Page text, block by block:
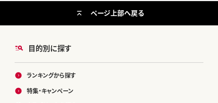
目的別に探す
ランキングから探す
特集・キャンペーン
ページ上部へ戻る